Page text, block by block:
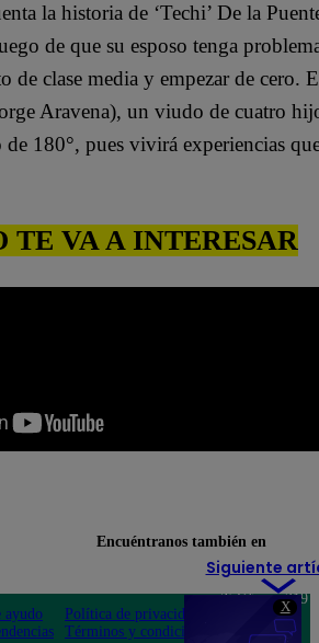
X
la historia de ‘Techi’ De la
de que su esposo tenga
de clase media y empezar de cero.
Aravena), un viudo de cuatro
de 180°, pues vivirá experiencias
TE VA A INTERESAR
Siguiente
Encuéntranos también en
ayudo
Política de privacidad
Términos y condiciones
Teléfono: 219
Av. San